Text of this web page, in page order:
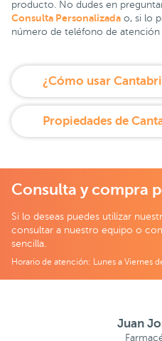
producto. No dudes en
Consulta Personalizada o, si lo
número de teléfono de atención
Consulta y compra
Si lo deseas puedes utilizar
consultar a nuestro equipo o
sencilla.
Horario de atención: Lunes a Viernes
Juan